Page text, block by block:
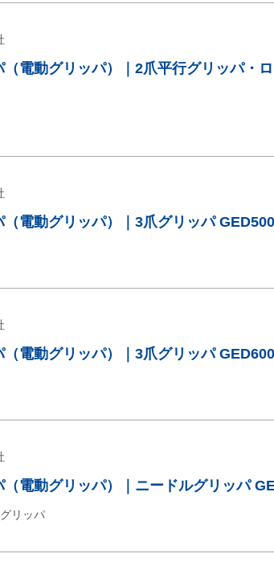
電動グリッパ）｜2爪平行グリッパ・
（電動グリッパ）｜3爪グリッパ
（電動グリッパ）｜3爪グリッパ
電動グリッパ）｜ニードルグリッパ
リッパ